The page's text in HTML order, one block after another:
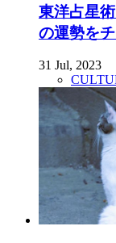
東洋占星
の運勢を
31 Jul, 2023